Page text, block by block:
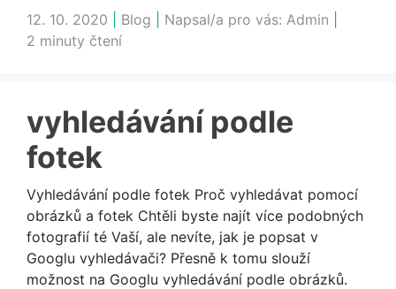
12. 10. 2020
Blog Napsal/a pro vás: Admin
2 minuty čtení
vyhledávání podle
fotek
Vyhledávání podle fotek Proč vyhledávat pomocí
obrázků a fotek Chtěli byste najít více podobných
fotografií té Vaší, ale nevíte, jak je popsat v
Googlu vyhledávači? Přesně k tomu slouží
možnost na Googlu vyhledávání podle obrázků.